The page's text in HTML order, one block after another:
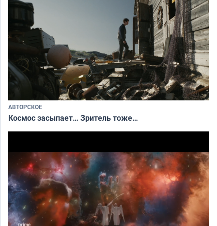
АВТОРСКОЕ
Космос засыпает… Зритель тоже…